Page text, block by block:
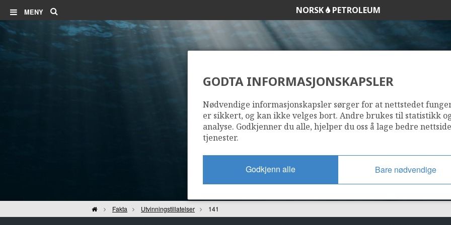
MENY NORSK PETROLEUM
141
Hjem Fakta Utvinningstillatelser 141
GODTA INFORMASJONSKAPSLER
Nødvendige informasjonskapsler sørger for at nettstedet
er sikkert, og kan ikke velges bort. Andre brukes til statistikk
analyse. Godkjenner du alle, hjelper du oss å lage bedre
tjenester.
Godkjenn alle Bare nødvendige